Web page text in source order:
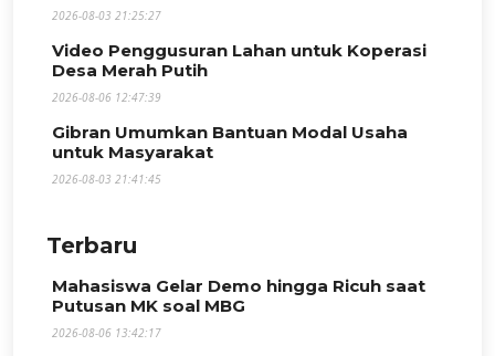
2026-08-03 21:25:27
Video Penggusuran Lahan untuk Koperasi
Desa Merah Putih
2026-08-06 12:47:39
Gibran Umumkan Bantuan Modal Usaha
untuk Masyarakat
2026-08-03 21:41:45
Terbaru
Mahasiswa Gelar Demo hingga Ricuh saat
Putusan MK soal MBG
2026-08-06 13:42:17